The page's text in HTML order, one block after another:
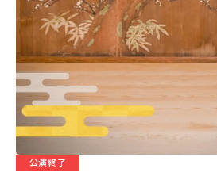
公演終了